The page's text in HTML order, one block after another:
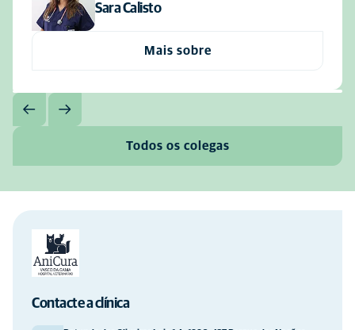
Sara Calisto
Mais sobre
Todos os colegas
Contacte a clínica